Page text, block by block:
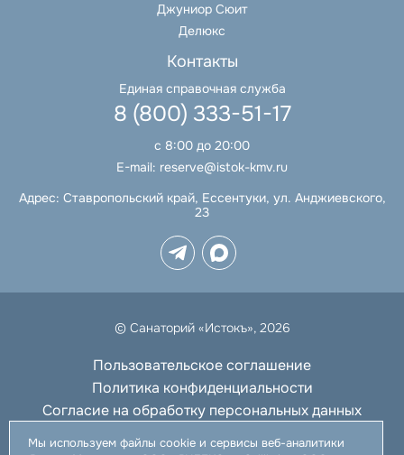
Джуниор Сюит
Делюкс
Контакты
Единая справочная служба
8 (800) 333-51-17
с 8:00 до 20:00
E-mail: reserve@istok-kmv.ru
Адрес: Ставропольский край, Ессентуки, ул. Анджиевского,
23
© Санаторий «Истокъ», 2026
Пользовательское соглашение
Политика конфиденциальности
Согласие на обработку персональных данных
Отозвать согласие
Мы используем файлы cookie и сервисы веб-аналитики